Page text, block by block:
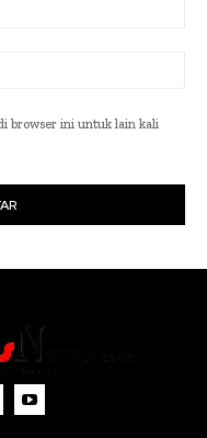
browser ini untuk lain kali